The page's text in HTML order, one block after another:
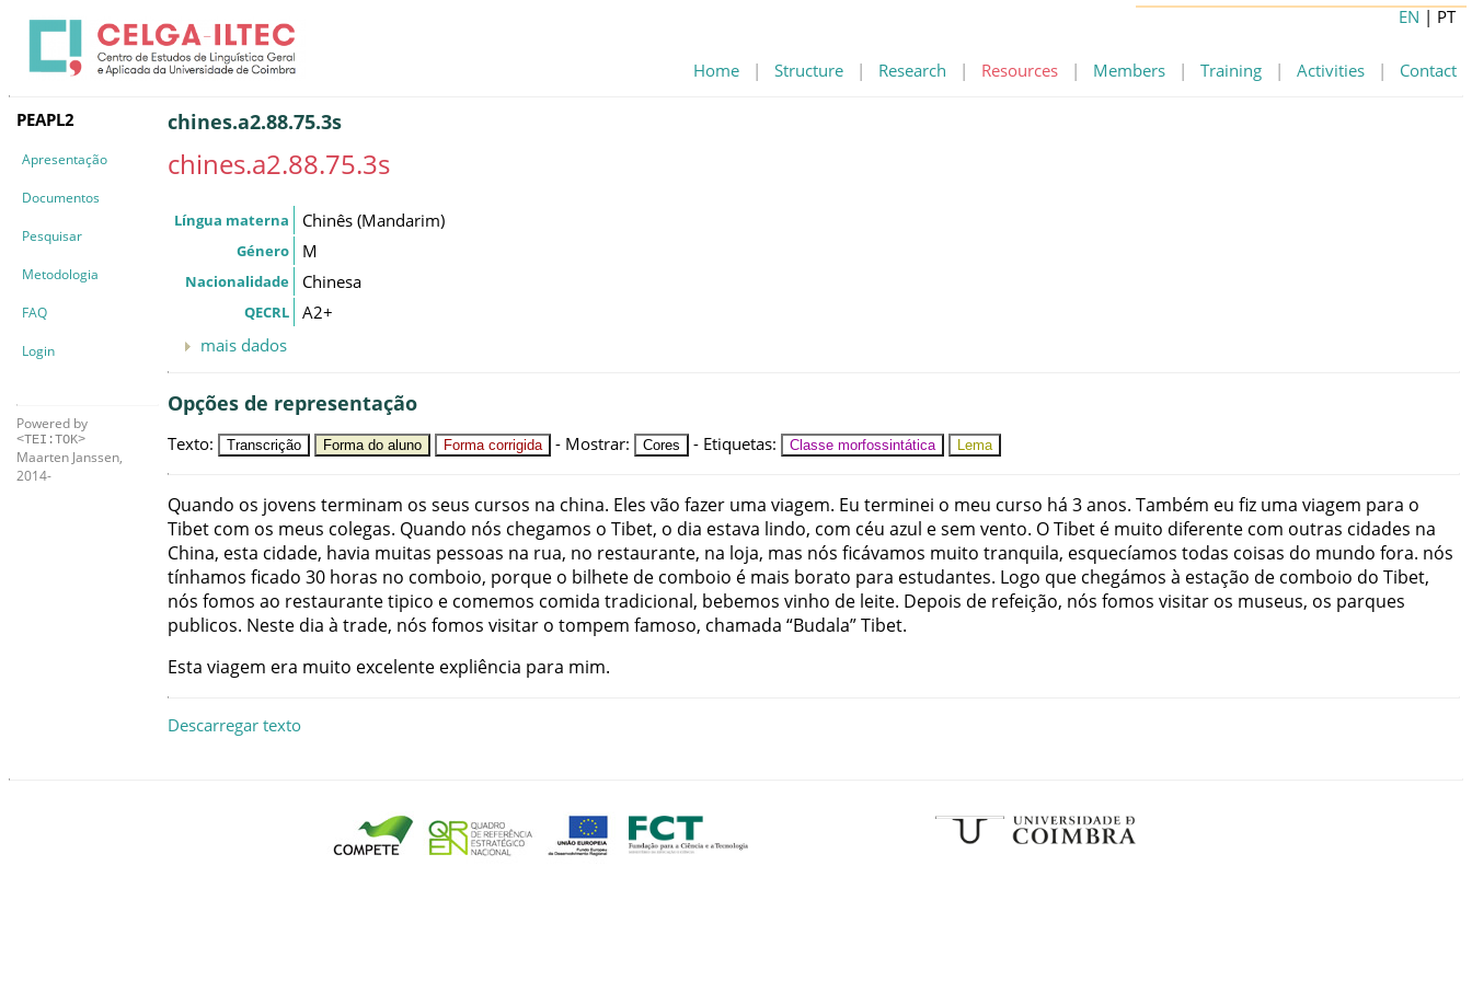
Home | Structure | Research | Resources | Members | Training | Activities | Contact
EN | PT
PEAPL2
Apresentação
Documentos
Pesquisar
Metodologia
FAQ
Login
Powered by
<TEI:TOK>
Maarten Janssen,
2014-
chines.a2.88.75.3s
chines.a2.88.75.3s
Língua materna Chinês (Mandarim)
Género M
Nacionalidade Chinesa
QECRL
A2+
mais dados
Opções de representação
Texto: Transcrição Forma do aluno Forma corrigida - Mostrar: Cores - Etiquetas: Classe morfossintática Lema
Quando os jovens terminam os seus cursos na china. Eles vão fazer uma viagem. Eu terminei o meu curso há 3anos. Também eu fiz uma viagem para o
Tibet com os meus colegas. Quando nós chegamos o Tibet, o dia estava lindo, com céu azul esem vento. OTibet é muito diferente com outras cidades na
China, esta cidade, havia muitas pessoas na rua, no restaurante, na loja, mas nós ficávamos muito tranquila, esquecíamos todas coisas do mundo fora. nós
tínhamos ficado 30 horas no comboio, porque o bilhete de comboio é mais borato para estudantes. Logo que chegámos à estação de comboio do Tibet,
nós fomos ao restaurantetipico e comemos comida tradicional, bebemos vinho de leite. Depois de refeição, nós fomos visitar os museus, os parques
publicos. Neste dia à trade, nós fomos visitar o tompem famoso, chamada “Budala”Tibet.
Esta viagem era muito excelente expliência para mim.
Descarregar texto